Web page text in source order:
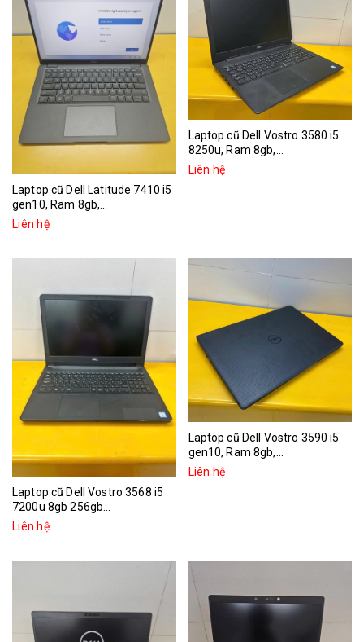
Laptop cũ Dell Latitude 7410 i5
gen10, Ram 8gb,...
Liên hệ
Laptop cũ Dell Vostro 3580 i5
8250u, Ram 8gb,...
Liên hệ
Laptop cũ Dell Vostro 3568 i5
7200u 8gb 256gb...
Liên hệ
Laptop cũ Dell Vostro 3590 i5
gen10, Ram 8gb,...
Liên hệ